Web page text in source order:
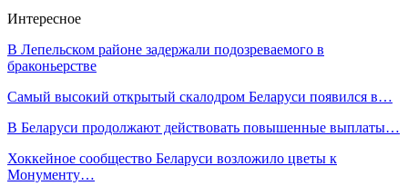
Интересное
В Лепельском районе задержали подозреваемого в
браконьерстве
Самый высокий открытый скалодром Беларуси появился в…
В Беларуси продолжают действовать повышенные выплаты…
Хоккейное сообщество Беларуси возложило цветы к
Монументу…